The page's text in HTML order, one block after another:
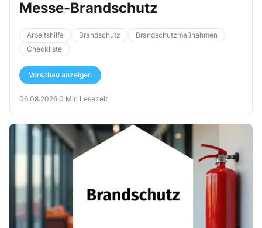
Messe-Brandschutz
Arbeitshilfe Brandschutz
Brandschutzmaßnahmen
Checkliste
Vorschau anzeigen
06.08.2026·0 Min Lesezeit